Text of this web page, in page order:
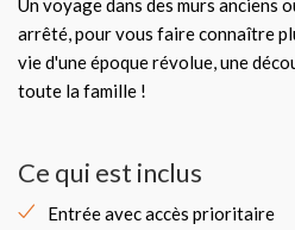
Un voyage dans des murs anciens
arrêté, pour vous faire connaître
vie d'une époque révolue, une
toute la famille !
Ce qui est inclus
Entrée avec accès prioritaire